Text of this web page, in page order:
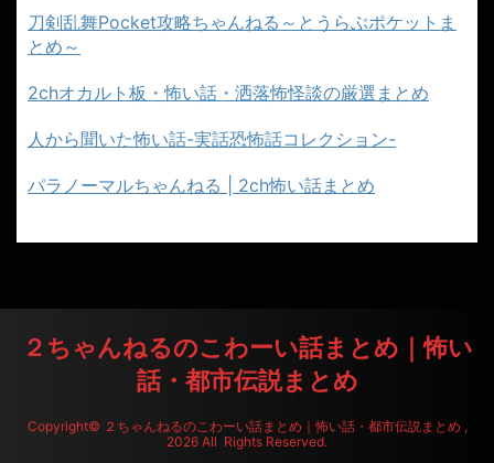
刀剣乱舞Pocket攻略ちゃんねる～とうらぶポケットま
とめ～
2chオカルト板・怖い話・洒落怖怪談の厳選まとめ
人から聞いた怖い話-実話恐怖話コレクション-
パラノーマルちゃんねる | 2ch怖い話まとめ
２ちゃんねるのこわーい話まとめ｜怖い
話・都市伝説まとめ
Copyright© ２ちゃんねるのこわーい話まとめ｜怖い話・都市伝説まとめ ,
2026 All Rights Reserved.